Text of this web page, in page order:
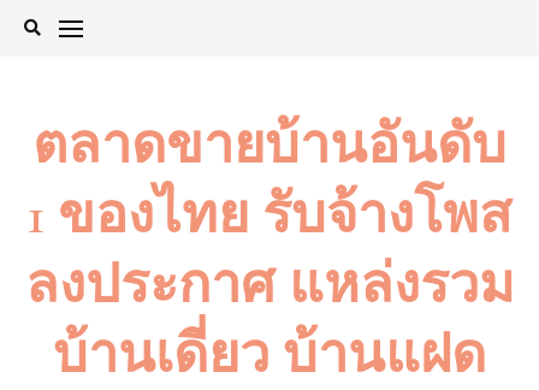
Skip
ตลาดขายบ้านอันดับ
1 ของไทย รับจ้างโพส
ลงประกาศ แหล่งรวม
บ้านเดี่ยว บ้านแฝด